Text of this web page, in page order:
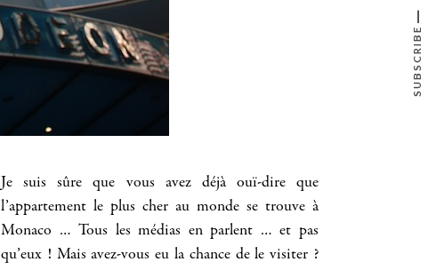
Je suis sûre que vous avez déjà ouï-dire que
l’appartement le plus cher au monde se trouve à
Monaco … Tous les médias en parlent … et pas
qu’eux ! Mais avez-vous eu la chance de le visiter ?
SUBSCRIBE